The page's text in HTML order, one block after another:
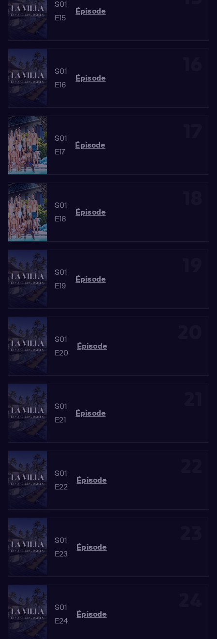
S01
E15
Épisode
S01
E16
Épisode
S01
E17
Épisode
S01
E18
Épisode
S01
E19
Épisode
S01
E20
Épisode
S01
E21
Épisode
S01
E22
Épisode
S01
E23
Épisode
S01
E24
Épisode